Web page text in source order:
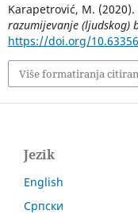
Karapetrović, M. (2020).
razumijevanje (ljudskog)
https://doi.org/
Više formatiranja
Jezik
English
Српски